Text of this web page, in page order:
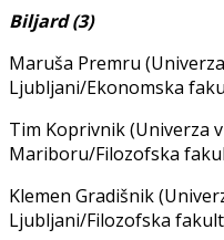
Biljard (3)
Maruša Premru
Ljubljani/Ekonomska
Tim Koprivnik (Univerza v
Mariboru/Filozofska
Klemen Gradišnik
Ljubljani/Filozofska